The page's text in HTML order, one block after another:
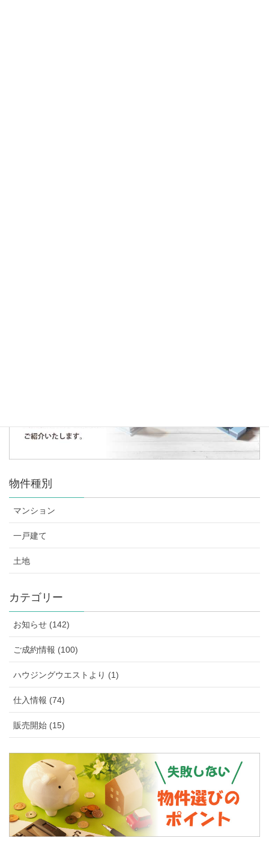
物件種別
マンション
一戸建て
土地
カテゴリー
お知らせ (142)
ご成約情報 (100)
ハウジングウエストより (1)
仕入情報 (74)
販売開始 (15)